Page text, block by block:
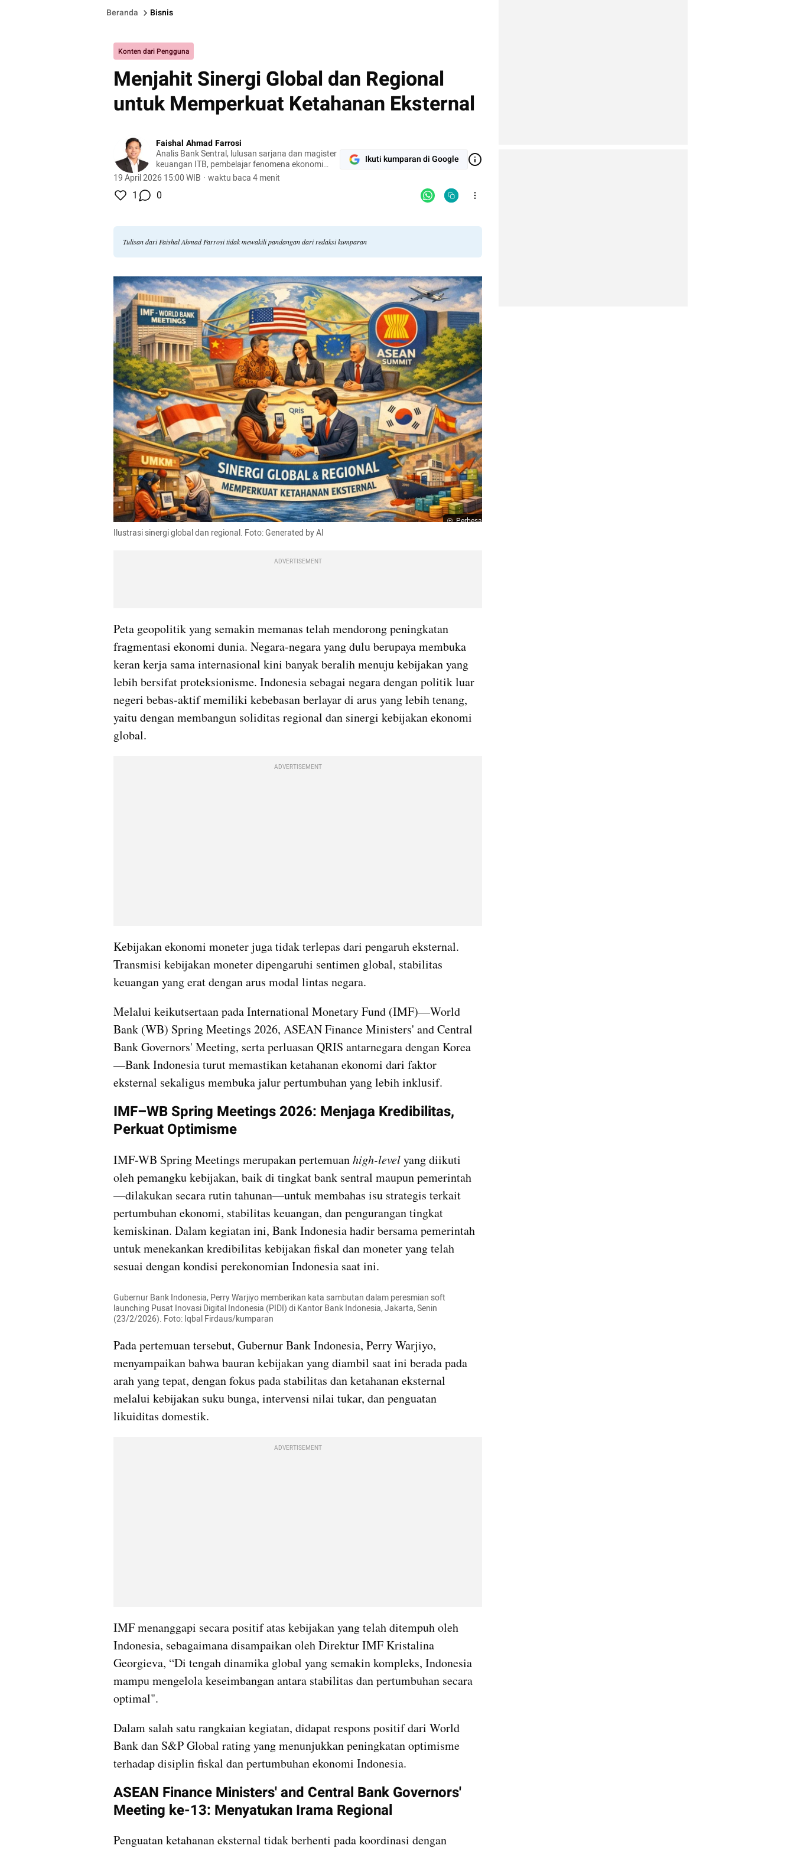
Beranda Bisnis
Konten dari Pengguna
Menjahit Sinergi Global dan Regional
untuk Memperkuat Ketahanan Eksternal
Faishal Ahmad Farrosi
Analis Bank Sentral, lulusan sarjana dan magister
keuangan ITB, pembelajar fenomena ekonomi
sosial masyarakat sebagai bahan tulisan yang
19 April 2026 15:00 WIB · waktu baca 4 menit
Ikuti kumparan di Google
1 0
Tulisan dari Faishal Ahmad Farrosi tidak mewakili pandangan dari redaksi kumparan
Perbesar
Ilustrasi sinergi global dan regional. Foto: Generated by AI
ADVERTISEMENT
Peta geopolitik yang semakin memanas telah mendorong peningkatan
fragmentasi ekonomi dunia. Negara-negara yang dulu berupaya membuka
keran kerja sama internasional kini banyak beralih menuju kebijakan yang
lebih bersifat proteksionisme. Indonesia sebagai negara dengan politik luar
negeri bebas-aktif memiliki kebebasan berlayar di arus yang lebih tenang,
yaitu dengan membangun soliditas regional dan sinergi kebijakan ekonomi
global.
ADVERTISEMENT
Kebijakan ekonomi moneter juga tidak terlepas dari pengaruh eksternal.
Transmisi kebijakan moneter dipengaruhi sentimen global, stabilitas
keuangan yang erat dengan arus modal lintas negara.
Melalui keikutsertaan pada International Monetary Fund (IMF)—World
Bank (WB) Spring Meetings 2026, ASEAN Finance Ministers' and Central
Bank Governors' Meeting, serta perluasan QRIS antarnegara dengan Korea
—Bank Indonesia turut memastikan ketahanan ekonomi dari faktor
eksternal sekaligus membuka jalur pertumbuhan yang lebih inklusif.
IMF–WB Spring Meetings 2026: Menjaga Kredibilitas,
Perkuat Optimisme
IMF-WB Spring Meetings merupakan pertemuan high-level yang diikuti
oleh pemangku kebijakan, baik di tingkat bank sentral maupun pemerintah
—dilakukan secara rutin tahunan—untuk membahas isu strategis terkait
pertumbuhan ekonomi, stabilitas keuangan, dan pengurangan tingkat
kemiskinan. Dalam kegiatan ini, Bank Indonesia hadir bersama pemerintah
untuk menekankan kredibilitas kebijakan fiskal dan moneter yang telah
sesuai dengan kondisi perekonomian Indonesia saat ini.
Gubernur Bank Indonesia, Perry Warjiyo memberikan kata sambutan dalam peresmian soft
launching Pusat Inovasi Digital Indonesia (PIDI) di Kantor Bank Indonesia, Jakarta, Senin
(23/2/2026). Foto: Iqbal Firdaus/kumparan
Pada pertemuan tersebut, Gubernur Bank Indonesia, Perry Warjiyo,
menyampaikan bahwa bauran kebijakan yang diambil saat ini berada pada
arah yang tepat, dengan fokus pada stabilitas dan ketahanan eksternal
melalui kebijakan suku bunga, intervensi nilai tukar, dan penguatan
likuiditas domestik.
ADVERTISEMENT
IMF menanggapi secara positif atas kebijakan yang telah ditempuh oleh
Indonesia, sebagaimana disampaikan oleh Direktur IMF Kristalina
Georgieva, “Di tengah dinamika global yang semakin kompleks, Indonesia
mampu mengelola keseimbangan antara stabilitas dan pertumbuhan secara
optimal".
Dalam salah satu rangkaian kegiatan, didapat respons positif dari World
Bank dan S&P Global rating yang menunjukkan peningkatan optimisme
terhadap disiplin fiskal dan pertumbuhan ekonomi Indonesia.
ASEAN Finance Ministers' and Central Bank Governors'
Meeting ke-13: Menyatukan Irama Regional
Penguatan ketahanan eksternal tidak berhenti pada koordinasi dengan